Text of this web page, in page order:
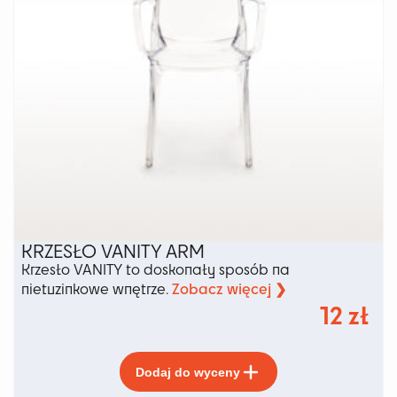
produktu
KRZESŁO VANITY ARM
Krzesło VANITY to doskonały sposób na
nietuzinkowe wnętrze.Zobacz więcej ❯
12 zł
Dodaj do wyceny
produkt